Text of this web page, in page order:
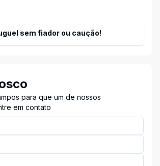
sem fiador ou caução!
para que um de nossos
em contato